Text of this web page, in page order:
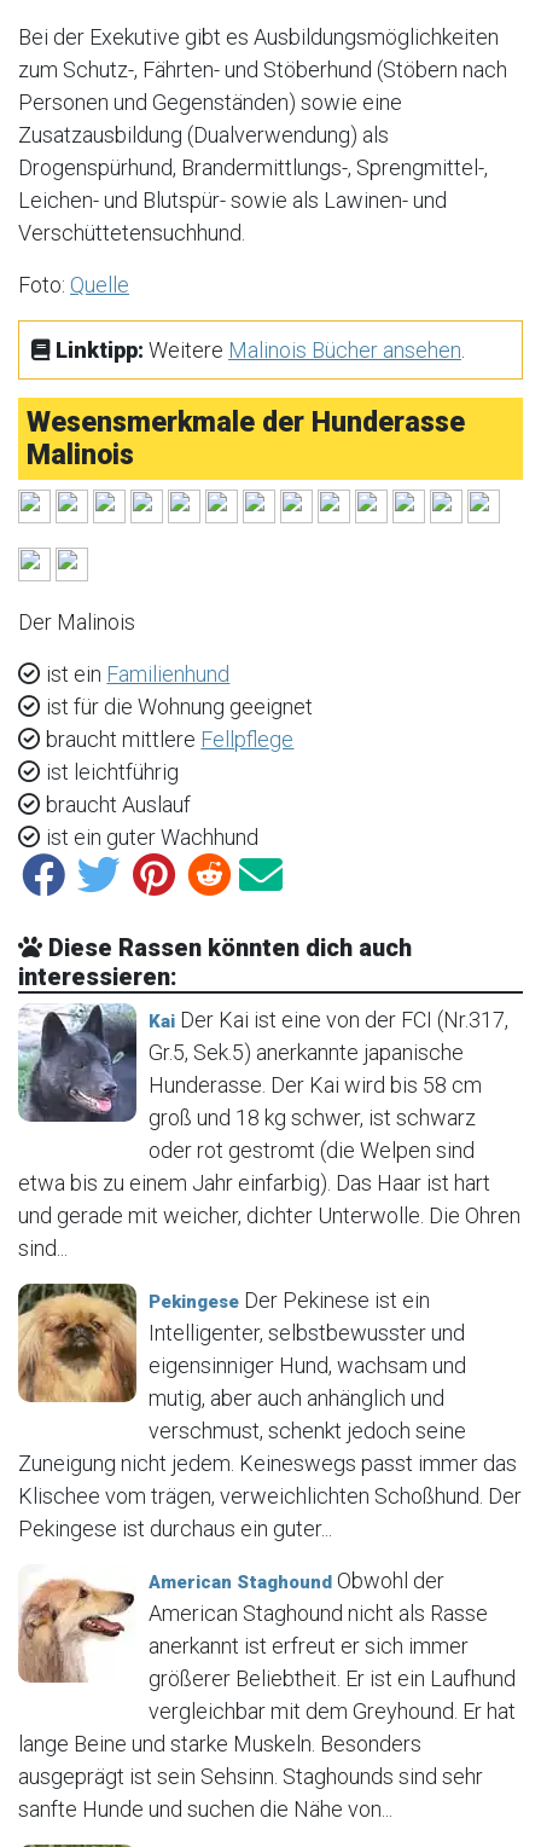
Bei der Exekutive gibt es Ausbildungsmöglichkeiten
zum Schutz-, Fährten- und Stöberhund (Stöbern nach
Personen und Gegenständen) sowie eine
Zusatzausbildung (Dualverwendung) als
Drogenspürhund, Brandermittlungs-, Sprengmittel-,
Leichen- und Blutspür- sowie als Lawinen- und
Verschüttetensuchhund.
Foto: Quelle
Linktipp: Weitere Malinois Bücher ansehen.
Wesensmerkmale der Hunderasse
Malinois
Der Malinois
ist ein Familienhund
ist für die Wohnung geeignet
braucht mittlere Fellpflege
ist leichtführig
braucht Auslauf
ist ein guter Wachhund
Diese Rassen könnten dich auch
interessieren:
Kai Der Kai ist eine von der FCI (Nr.317,
Gr.5, Sek.5) anerkannte japanische
Hunderasse. Der Kai wird bis 58 cm
groß und 18 kg schwer, ist schwarz
oder rot gestromt (die Welpen sind
etwa bis zu einem Jahr einfarbig). Das Haar ist hart
und gerade mit weicher, dichter Unterwolle. Die Ohren
sind...
Pekingese Der Pekinese ist ein
Intelligenter, selbstbewusster und
eigensinniger Hund, wachsam und
mutig, aber auch anhänglich und
verschmust, schenkt jedoch seine
Zuneigung nicht jedem. Keineswegs passt immer das
Klischee vom trägen, verweichlichten Schoßhund. Der
Pekingese ist durchaus ein guter...
American Staghound Obwohl der
American Staghound nicht als Rasse
anerkannt ist erfreut er sich immer
größerer Beliebtheit. Er ist ein Laufhund
vergleichbar mit dem Greyhound. Er hat
lange Beine und starke Muskeln. Besonders
ausgeprägt ist sein Sehsinn. Staghounds sind sehr
sanfte Hunde und suchen die Nähe von...